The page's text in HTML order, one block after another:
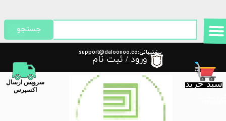
پشتیبانی:support@daloonoo.co
m
سبد خرید
​سرویس ارسال
اکسپرس
جستجو
ورود / ثبت نام
حساب کاربری من
تغییر گذر واژه
سفارشات
خروج از حساب کاربری